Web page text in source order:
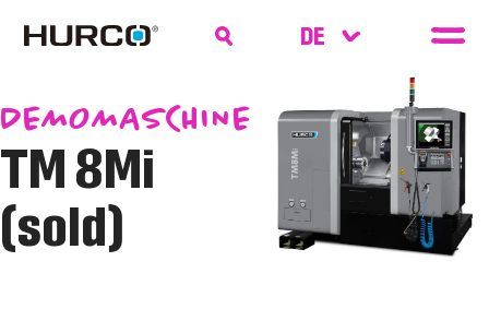
DEMOMASCHINE
TM 8Mi
(sold)